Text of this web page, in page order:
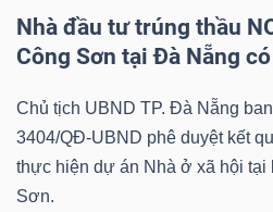
Nhà đầu tư trúng thầu
Công Sơn tại Đà Nẵng
Chủ tịch UBND TP. Đà Nẵng
3404/QĐ-UBND phê duyệt kết
thực hiện dự án Nhà ở xã hội tại
Sơn.